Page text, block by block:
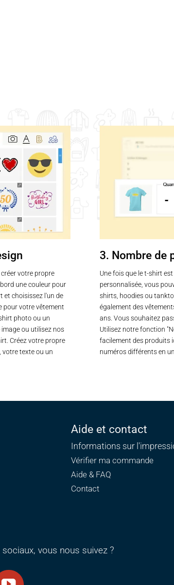
votre propre
une couleur pour
et choisissez l'un de
pour votre vêtement
photo ou un
ou utilisez nos
Créez votre propre
votre texte ou un
3. Nombre de
Une fois que le t-shirt
personnalisée, vous
shirts, hoodies ou
également des
ans. Vous souhaitez
Utilisez notre fonction
facilement des produits
numéros différents en
Aide et contact
Informations sur
Vérifier ma commande
Aide & FAQ
Contact
vous nous suivez ?